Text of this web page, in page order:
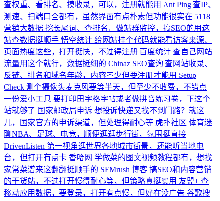
查权重、看排名、摸收录，可以，注册就能用 Ant Ping 查IP、
测速、扫端口全都有，虽然界面有点朴素但功能很实在 5118
营销大数据 挖长尾词、查排名、做站群监控，搞SEO的用这
站查数据挺顺手 悟空统计 给网站挂个代码就能看访客来源、
页面热度这些，打开挺快，不过得注册 百度统计 查自己网站
流量用这个就行，数据挺细的 Chinaz SEO查询 查网站收录、
反链、排名和域名年龄，内容不少但要注册才能用 Setup
Check 测个摄像头麦克风要等半天，但至少不收费，不错点
一份爱小工具 要打印田字格字帖或者做拼音练习卷，下这个
站就够了 国家邮政局申诉 想投诉快递又找不到门路？就这
儿，国家官方的申诉渠道，但处理得耐心等 虎扑社区 体育迷
聊NBA、足球、电竞，顺便逛逛步行街，氛围挺直接
DrivenListen 第一视角逛世界各地城市街景，还能听当地电
台，但打开有点卡 香哈网 学做菜的图文视频教程都有，想找
家常菜谱来这翻翻挺顺手的 SEMrush 博客 搞SEO和内容营销
的干货站，不过打开慢得耐心等，但策略真挺实用 友盟+ 查
移动应用数据，要登录，打开有点慢，但好在没广告 谷歌搜